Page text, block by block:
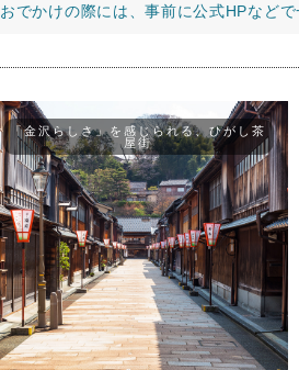
おでかけの際には、事前に公式HPなどで
「金沢らしさ」を感じられる、ひがし茶
屋街